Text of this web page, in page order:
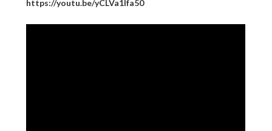
https://youtu.be/yCLVa1lfa50